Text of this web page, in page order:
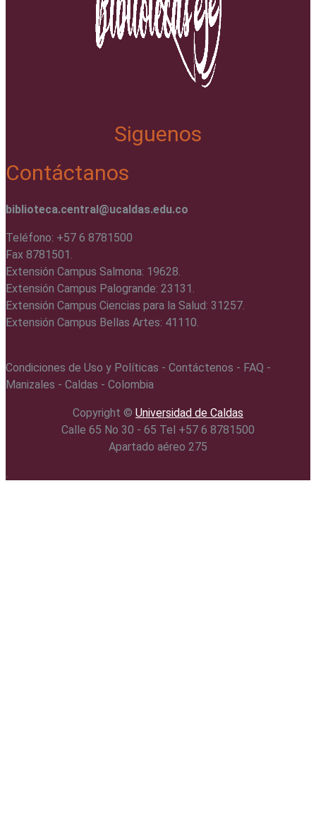
Siguenos
Contáctanos
biblioteca.central@ucaldas.edu.co
Teléfono: +57 6 8781500
Fax 8781501.
Extensión Campus Salmona: 19628.
Extensión Campus Palogrande: 23131.
Extensión Campus Ciencias para la Salud: 31257.
Extensión Campus Bellas Artes: 41110.
Condiciones de Uso y Políticas - Contáctenos - FAQ -
Manizales - Caldas - Colombia
Copyright ©️ Universidad de Caldas
Calle 65 No 30 - 65 Tel +57 6 8781500
Apartado aéreo 275
.